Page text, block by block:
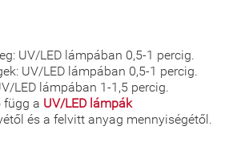
UV/LED lámpában 0,5-1 percig.
UV/LED lámpában 0,5-1 percig.
LED lámpában 1-1,5 percig.
függ a UV/LED lámpák
és a felvitt anyag mennyiségétől.